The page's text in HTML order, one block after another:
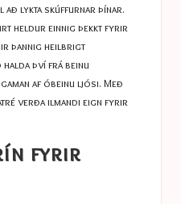
að lykta skúffurnar þínar.
heldur einnig þekkt fyrir
þannig heilbrigt
því frá beinu
af óbeinu ljósi. Með
verða ilmandi eign fyrir
fyrir